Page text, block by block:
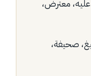
معترض،
صحيفة،